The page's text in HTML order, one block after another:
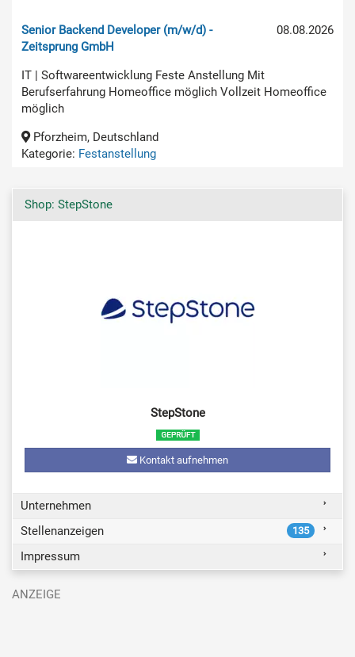
08.08.2026
Senior Backend Developer (m/w/d) -
Zeitsprung GmbH
IT | Softwareentwicklung Feste Anstellung Mit
Berufserfahrung Homeoffice möglich Vollzeit Homeoffice
möglich
Pforzheim, Deutschland
Kategorie: Festanstellung
Shop: StepStone
StepStone
Kontakt aufnehmen
Unternehmen
Stellenanzeigen
135
Impressum